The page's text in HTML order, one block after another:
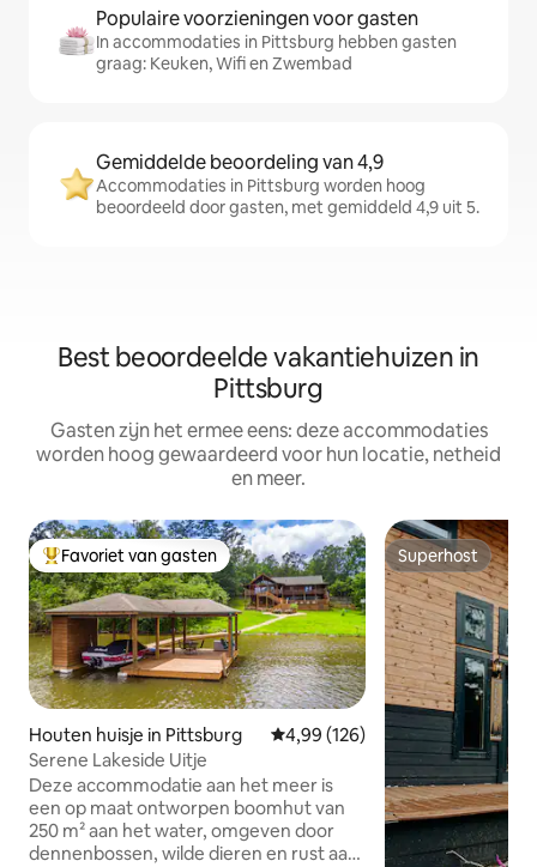
Populaire voorzieningen voor gasten
In accommodaties in Pittsburg hebben gasten
graag: Keuken, Wifi en Zwembad
Gemiddelde beoordeling van 4,9
Accommodaties in Pittsburg worden hoog
beoordeeld door gasten, met gemiddeld 4,9 uit 5.
Best beoordeelde vakantiehuizen in
Pittsburg
Gasten zijn het ermee eens: deze accommodaties
worden hoog gewaardeerd voor hun locatie, netheid
en meer.
Topfavoriet van gasten
Favoriet van gasten
Houten huisje in Pittsburg Gemiddelde beoordeling van
4,99 (126)
Serene Lakeside Uitje
Deze accommodatie aan het meer is
een op maat ontworpen boomhut van
250 m² aan het water, omgeven door
dennenbossen, wilde dieren en rust aan
Superhost
Superhost